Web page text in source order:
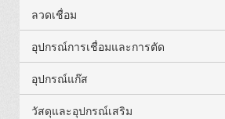
ลวดเชื่อม
อุปกรณ์การเชื่อมและการตัด
อุปกรณ์แก๊ส
วัสดุและอุปกรณ์เสริม